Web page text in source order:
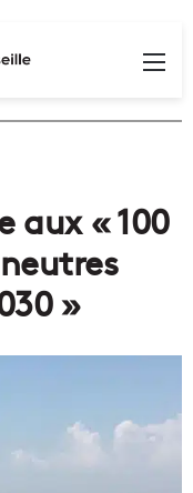
aux « 100
»